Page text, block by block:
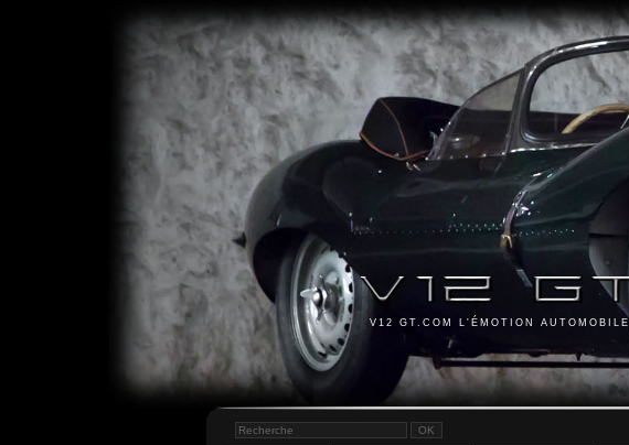
V12 GT.COM L'ÉMOTION AUTOMOBILE